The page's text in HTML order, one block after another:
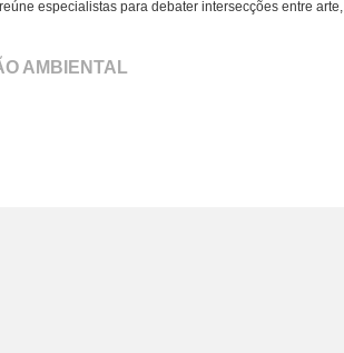
especialistas para debater intersecções entre arte,
AMBIENTAL